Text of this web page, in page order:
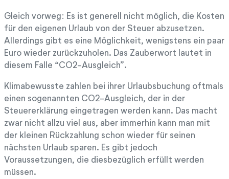
Gleich vorweg: Es ist generell nicht möglich, die Kosten
für den eigenen Urlaub von der Steuer abzusetzen.
Allerdings gibt es eine Möglichkeit, wenigstens ein paar
Euro wieder zurückzuholen. Das Zauberwort lautet in
diesem Falle “CO2-Ausgleich”.
Klimabewusste zahlen bei ihrer Urlaubsbuchung oftmals
einen sogenannten CO2-Ausgleich, der in der
Steuererklärung eingetragen werden kann. Das macht
zwar nicht allzu viel aus, aber immerhin kann man mit
der kleinen Rückzahlung schon wieder für seinen
nächsten Urlaub sparen. Es gibt jedoch
Voraussetzungen, die diesbezüglich erfüllt werden
müssen.